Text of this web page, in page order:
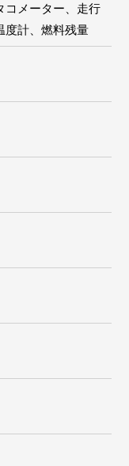
コメーター、走行
度計、燃料残量